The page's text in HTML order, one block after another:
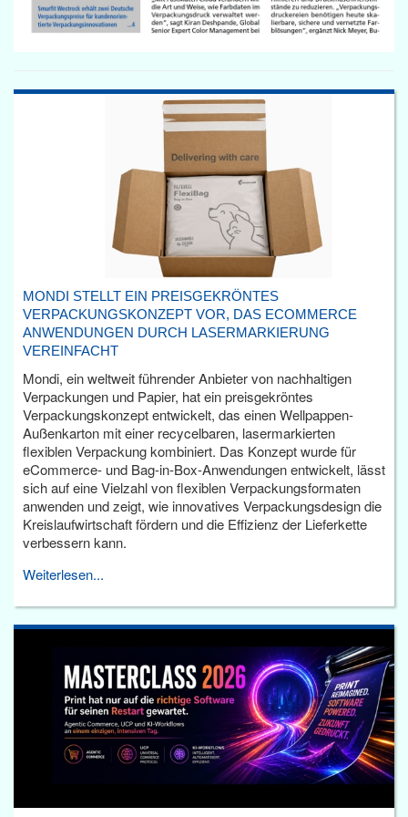
MONDI STELLT EIN PREISGEKRÖNTES
VERPACKUNGSKONZEPT VOR, DAS ECOMMERCE
ANWENDUNGEN DURCH LASERMARKIERUNG
VEREINFACHT
Mondi, ein weltweit führender Anbieter von nachhaltigen
Verpackungen und Papier, hat ein preisgekröntes
Verpackungskonzept entwickelt, das einen Wellpappen-
Außenkarton mit einer recycelbaren, lasermarkierten
flexiblen Verpackung kombiniert. Das Konzept wurde für
eCommerce- und Bag-in-Box-Anwendungen entwickelt, lässt
sich auf eine Vielzahl von flexiblen Verpackungsformaten
anwenden und zeigt, wie innovatives Verpackungsdesign die
Kreislaufwirtschaft fördern und die Effizienz der Lieferkette
verbessern kann.
Weiterlesen...